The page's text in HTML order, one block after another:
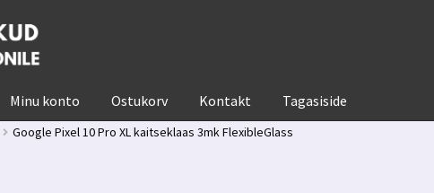
Minu konto Ostukorv Kontakt Tagasiside
Google Pixel 10 Pro XL kaitseklaas 3mk FlexibleGlass